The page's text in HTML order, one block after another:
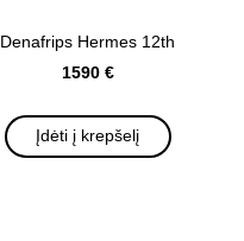
Denafrips Hermes 12th
1590 €
Įdėti į krepšelį